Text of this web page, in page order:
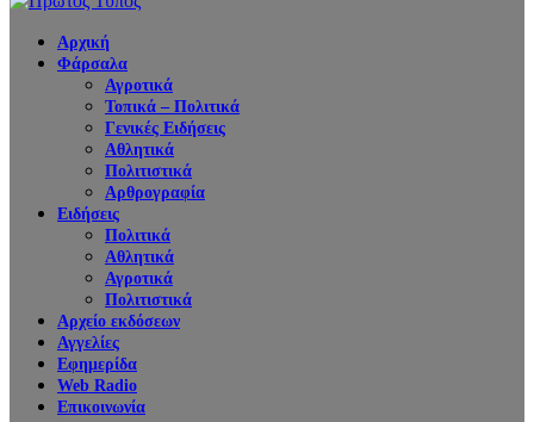
Αρχική
Φάρσαλα
Αγροτικά
Τοπικά – Πολιτικά
Γενικές Ειδήσεις
Αθλητικά
Πολιτιστικά
Αρθρογραφία
Ειδήσεις
Πολιτικά
Αθλητικά
Αγροτικά
Πολιτιστικά
Αρχείο εκδόσεων
Αγγελίες
Εφημερίδα
Web Radio
Επικοινωνία